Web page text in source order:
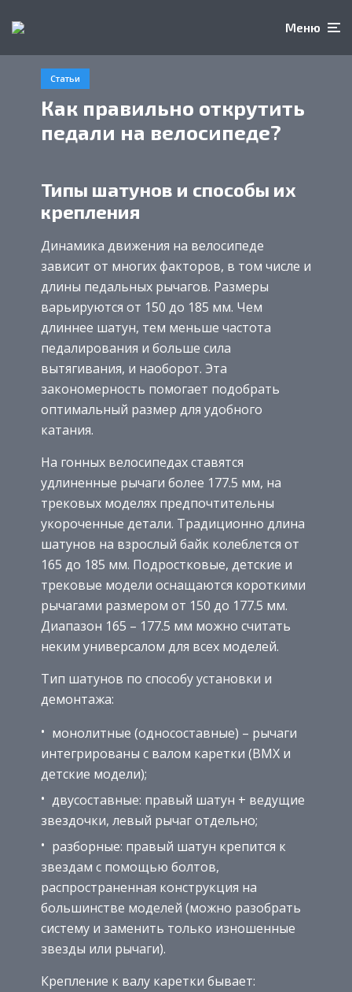
Меню
Статьи
Как правильно открутить
педали на велосипеде?
Типы шатунов и способы их
крепления
Динамика движения на велосипеде
зависит от многих факторов, в том числе и
длины педальных рычагов. Размеры
варьируются от 150 до 185 мм. Чем
длиннее шатун, тем меньше частота
педалирования и больше сила
вытягивания, и наоборот. Эта
закономерность помогает подобрать
оптимальный размер для удобного
катания.
На гонных велосипедах ставятся
удлиненные рычаги более 177.5 мм, на
трековых моделях предпочтительны
укороченные детали. Традиционно длина
шатунов на взрослый байк колеблется от
165 до 185 мм. Подростковые, детские и
трековые модели оснащаются короткими
рычагами размером от 150 до 177.5 мм.
Диапазон 165 – 177.5 мм можно считать
неким универсалом для всех моделей.
Тип шатунов по способу установки и
демонтажа:
монолитные (односоставные) – рычаги
интегрированы с валом каретки (BMX и
детские модели);
двусоставные: правый шатун + ведущие
звездочки, левый рычаг отдельно;
разборные: правый шатун крепится к
звездам с помощью болтов,
распространенная конструкция на
большинстве моделей (можно разобрать
систему и заменить только изношенные
звезды или рычаги).
Крепление к валу каретки бывает: